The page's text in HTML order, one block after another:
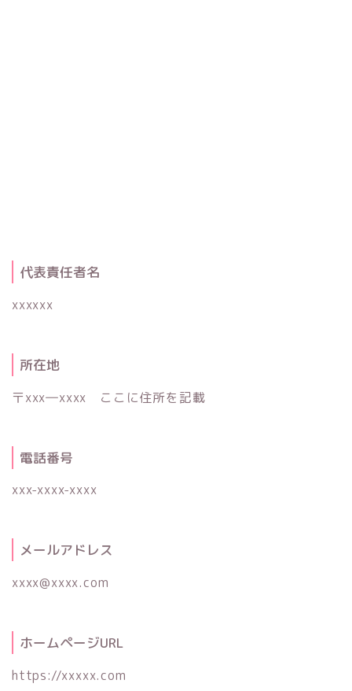
代表責任者名
xxxxxx
所在地
〒xxx―xxxx ここに住所を記載
電話番号
xxx-xxxx-xxxx
メールアドレス
xxxx@xxxx.com
ホームページURL
https://xxxxx.com